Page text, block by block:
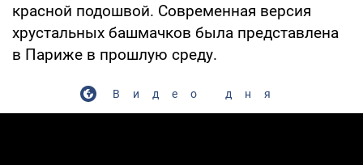
красной подошвой. Современная версия
хрустальных башмачков была представлена
в Париже в прошлую среду.
Видео дня